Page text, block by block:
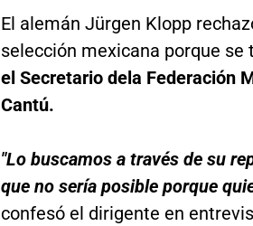
El alemán Jürgen Klopp
selección mexicana porque se
el Secretario dela Federación
Cantú.
"Lo buscamos a través de su
que no sería posible porque
confesó el dirigente en